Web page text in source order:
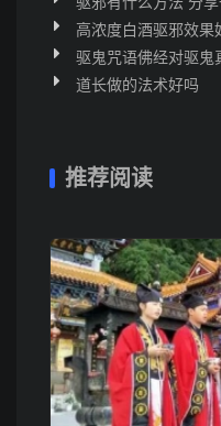
高浓度白酒驱邪效果
驱鬼咒语佛经对驱鬼
道长做的法术好吗
推荐阅读